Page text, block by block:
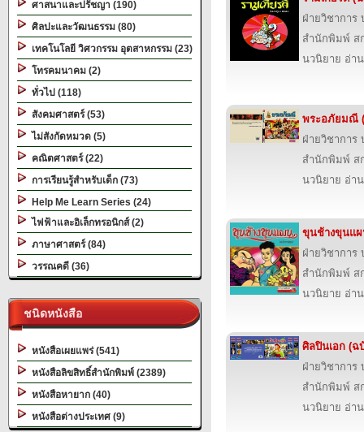
ศาสนาและปรัชญา (190)
ศิลปะและวัฒนธรรม (80)
เทคโนโลยี วิศวกรรม อุตสาหกรรม (23)
โทรคมนาคม (2)
ทั่วไป (118)
สังคมศาสตร์ (53)
ไม่สังกัดหมวด (5)
คณิตศาสตร์ (22)
การเรียนรู้สำหรับเด็ก (73)
Help Me Learn Series (24)
ไฟฟ้าและอิเล็กทรอนิกส์ (2)
ภาษาศาสตร์ (84)
วรรณคดี (36)
ชนิดหนังสือ
หนังสือเผยแพร่ (541)
หนังสือลิขสิทธิ์สำนักพิมพ์ (2389)
หนังสือหายาก (40)
หนังสือต่างประเทศ (9)
ฝ่ายวิชาการ
สำนักพิมพ์ ส
นวนิยาย อ่า
พระอภัยมณี
ฝ่ายวิชาการ
สำนักพิมพ์ ส
นวนิยาย อ่า
ขุนช้างขุนแ
ฝ่ายวิชาการ
สำนักพิมพ์ ส
นวนิยาย อ่า
ศิลปินเอก (ฉ
ฝ่ายวิชาการ
สำนักพิมพ์ ส
นวนิยาย อ่า